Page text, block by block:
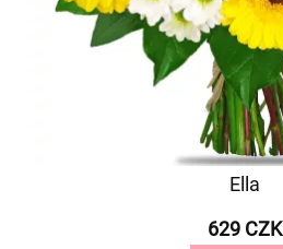
Ella
629 CZK